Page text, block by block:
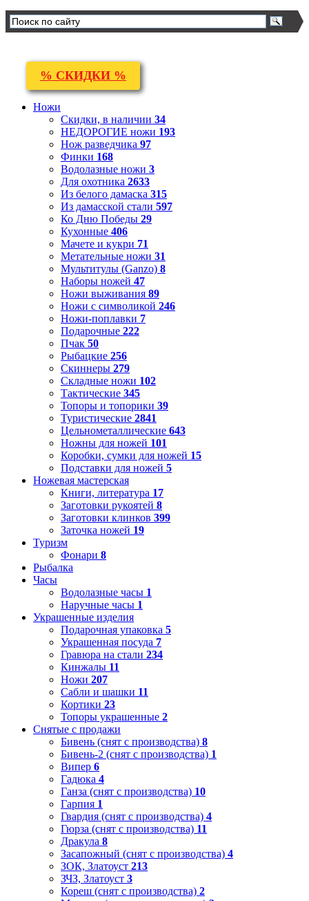
% СКИДКИ %
Ножи
Скидки, в наличии 34
НЕДОРОГИЕ ножи 193
Нож разведчика 97
Финки 168
Водолазные ножи 3
Для охотника 2633
Из белого дамаска 315
Из дамасской стали 597
Ко Дню Победы 29
Кухонные 406
Мачете и кукри 71
Метательные ножи 31
Мультитулы (Ganzo) 8
Наборы ножей 47
Ножи выживания 89
Ножи с символикой 246
Ножи-поплавки 7
Подарочные 222
Пчак 50
Рыбацкие 256
Скиннеры 279
Складные ножи 102
Тактические 345
Топоры и топорики 39
Туристические 2841
Цельнометаллические 643
Ножны для ножей 101
Коробки, сумки для ножей 15
Подставки для ножей 5
Ножевая мастерская
Книги, литература 17
Заготовки рукоятей 8
Заготовки клинков 399
Заточка ножей 19
Туризм
Фонари 8
Рыбалка
Часы
Водолазные часы 1
Наручные часы 1
Украшенные изделия
Подарочная упаковка 5
Украшенная посуда 7
Гравюра на стали 234
Кинжалы 11
Ножи 207
Сабли и шашки 11
Кортики 23
Топоры украшенные 2
Снятые с продажи
Бивень (снят с производства) 8
Бивень-2 (снят с производства) 1
Випер 6
Гадюка 4
Ганза (снят с производства) 10
Гарпия 1
Гвардия (снят с производства) 4
Гюрза (снят с производства) 11
Дракула 8
Засапожный (снят с производства) 4
ЗОК, Златоуст 213
ЗЧЗ, Златоуст 3
Кореш (снят с производства) 2